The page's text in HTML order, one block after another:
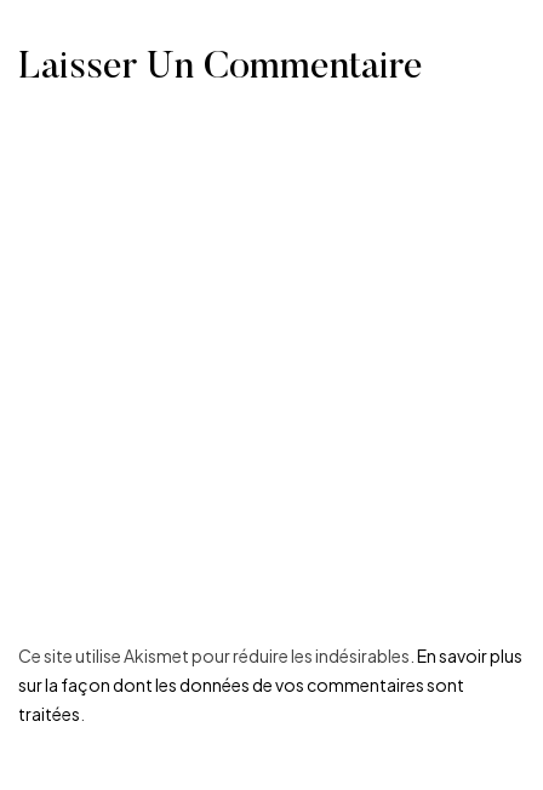
Laisser Un Commentaire
Ce site utilise Akismet pour réduire les indésirables. En savoir plus
sur la façon dont les données de vos commentaires sont
traitées